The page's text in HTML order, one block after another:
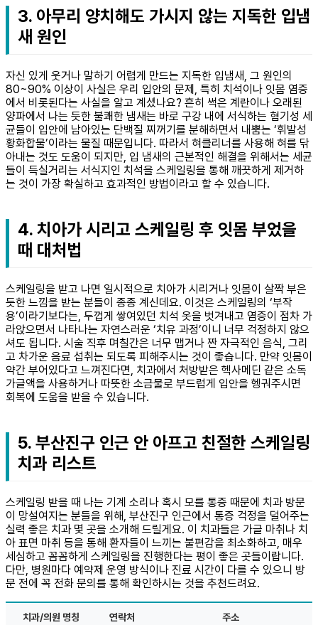
3. 아무리 양치해도 가시지 않는 지독한 입냄
새 원인
자신 있게 웃거나 말하기 어렵게 만드는 지독한 입냄새, 그 원인의
80~90% 이상이 사실은 우리 입안의 문제, 특히 치석이나 잇몸 염증
에서 비롯된다는 사실을 알고 계셨나요? 흔히 썩은 계란이나 오래된
양파에서 나는 듯한 불쾌한 냄새는 바로 구강 내에 서식하는 혐기성 세
균들이 입안에 남아있는 단백질 찌꺼기를 분해하면서 내뿜는 ‘휘발성
황화합물’이라는 물질 때문입니다. 따라서 혀클리너를 사용해 혀를 닦
아내는 것도 도움이 되지만, 입 냄새의 근본적인 해결을 위해서는 세균
들이 득실거리는 서식지인 치석을 스케일링을 통해 깨끗하게 제거하
는 것이 가장 확실하고 효과적인 방법이라고 할 수 있습니다.
4. 치아가 시리고 스케일링 후 잇몸 부었을
때 대처법
스케일링을 받고 나면 일시적으로 치아가 시리거나 잇몸이 살짝 부은
듯한 느낌을 받는 분들이 종종 계신데요. 이것은 스케일링의 ‘부작
용’이라기보다는, 두껍게 쌓여있던 치석 옷을 벗겨내고 염증이 점차 가
라앉으면서 나타나는 자연스러운 ‘치유 과정’이니 너무 걱정하지 않으
셔도 됩니다. 시술 직후 며칠간은 너무 맵거나 짠 자극적인 음식, 그리
고 차가운 음료 섭취는 되도록 피해주시는 것이 좋습니다. 만약 잇몸이
약간 부어있다고 느껴진다면, 치과에서 처방받은 헥사메딘 같은 소독
가글액을 사용하거나 따뜻한 소금물로 부드럽게 입안을 헹궈주시면
회복에 도움을 받을 수 있습니다.
5. 부산진구 인근 안 아프고 친절한 스케일링
치과 리스트
스케일링 받을 때 나는 기계 소리나 혹시 모를 통증 때문에 치과 방문
이 망설여지는 분들을 위해, 부산진구 인근에서 통증 걱정을 덜어주는
실력 좋은 치과 몇 곳을 소개해 드릴게요. 이 치과들은 가글 마취나 치
아 표면 마취 등을 통해 환자들이 느끼는 불편감을 최소화하고, 매우
세심하고 꼼꼼하게 스케일링을 진행한다는 평이 좋은 곳들이랍니다.
다만, 병원마다 예약제 운영 방식이나 진료 시간이 다를 수 있으니 방
문 전에 꼭 전화 문의를 통해 확인하시는 것을 추천드려요.
치과/의원 명칭 연락처 주소